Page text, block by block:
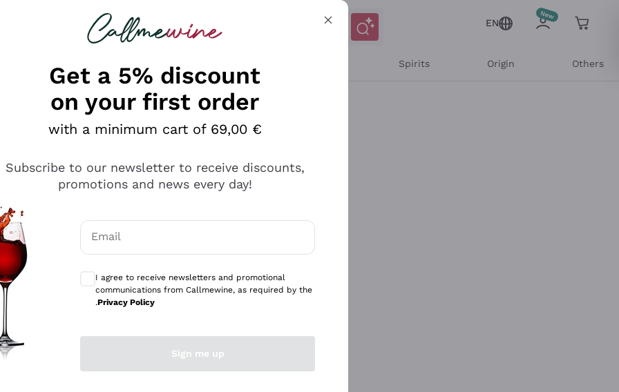
looking for
EN
Spirits Origin Others
professionalità
Get a 5% discount
on your first order
with a minimum cart of 69,00 €
Subscribe to our newsletter to receive discounts,
promotions and news every day!
Email
I agree to receive newsletters and promotional
communications from Callmewine, as required by the
.Privacy Policy
Sign me up